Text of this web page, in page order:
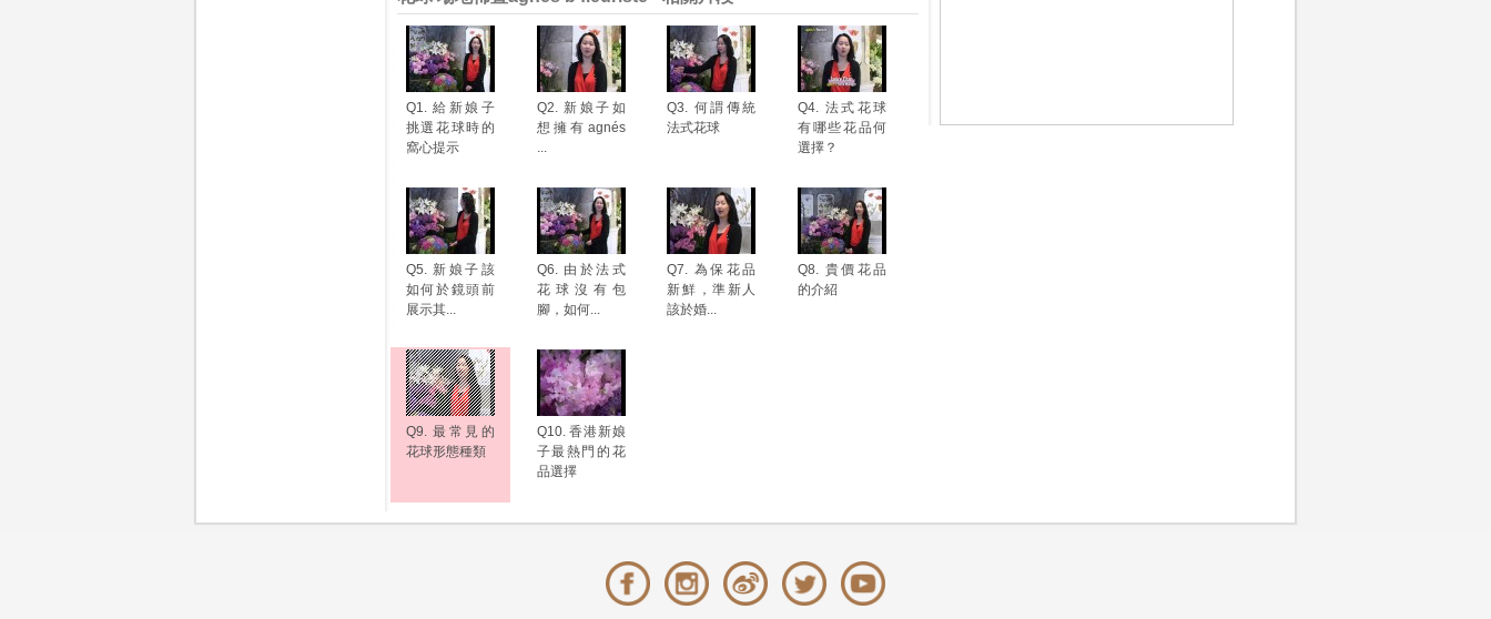
Q1. 給新娘子
挑選花球時的
窩心提示
Q2. 新娘子如
想擁有agnés
...
Q3. 何謂傳統
法式花球
Q4. 法式花球
有哪些花品何
選擇？
Q5. 新娘子該
如何於鏡頭前
展示其...
Q6. 由於法式
花球沒有包
腳，如何...
Q7. 為保花品
新鮮，準新人
該於婚...
Q8. 貴價花品
的介紹
Q9. 最常見的
花球形態種類
Q10. 香港新娘
子最熱門的花
品選擇